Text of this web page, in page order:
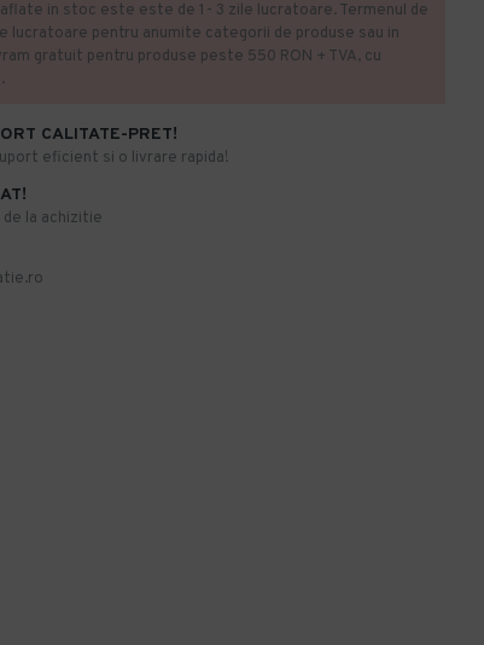
CALITATE-PRET!
eficient si o livrare rapida!
la achizitie
in stoc este este de 1- 3 zile lucratoare. Termenul de
lucratoare pentru anumite categorii de produse sau in
gratuit pentru produse peste 550 RON + TVA, cu